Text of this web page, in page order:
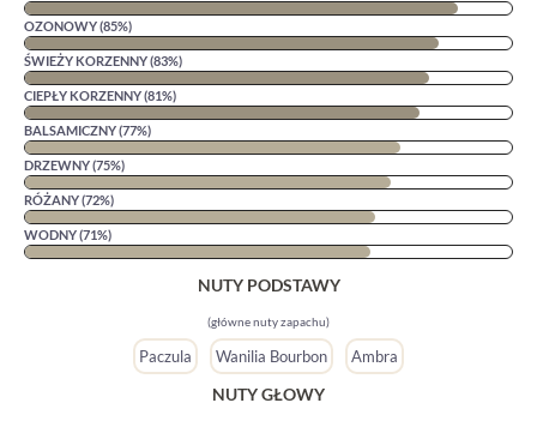
OZONOWY (85%)
ŚWIEŻY KORZENNY (83%)
CIEPŁY KORZENNY (81%)
BALSAMICZNY (77%)
DRZEWNY (75%)
RÓŻANY (72%)
WODNY (71%)
NUTY PODSTAWY
(główne nuty zapachu)
Paczula Wanilia Bourbon Ambra
NUTY GŁOWY